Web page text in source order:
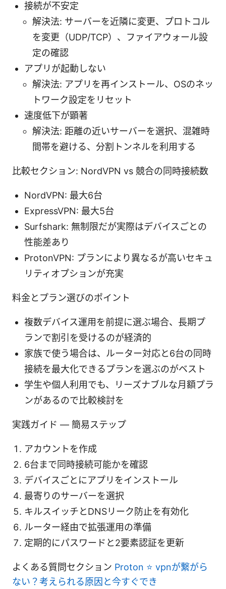
接続が不安定
解決法: サーバーを近隣に変更、プロトコル
を変更（UDP/TCP）、ファイアウォール設
定の確認
アプリが起動しない
解決法: アプリを再インストール、OSのネッ
トワーク設定をリセット
速度低下が顕著
解決法: 距離の近いサーバーを選択、混雑時
間帯を避ける、分割トンネルを利用する
比較セクション: NordVPN vs 競合の同時接続数
NordVPN: 最大6台
ExpressVPN: 最大5台
Surfshark: 無制限だが実際はデバイスごとの
性能差あり
ProtonVPN: プランにより異なるが高いセキュ
リティオプションが充実
料金とプラン選びのポイント
複数デバイス運用を前提に選ぶ場合、長期プ
ランで割引を受けるのが経済的
家族で使う場合は、ルーター対応と6台の同時
接続を最大化できるプランを選ぶのがベスト
学生や個人利用でも、リーズナブルな月額プラ
ンがあるので比較検討を
実践ガイド — 簡易ステップ
アカウントを作成
6台まで同時接続可能かを確認
デバイスごとにアプリをインストール
最寄りのサーバーを選択
キルスイッチとDNSリーク防止を有効化
ルーター経由で拡張運用の準備
定期的にパスワードと2要素認証を更新
よくある質問セクション Proton ⭐ vpnが繋がら
ない？考えられる原因と今すぐでき